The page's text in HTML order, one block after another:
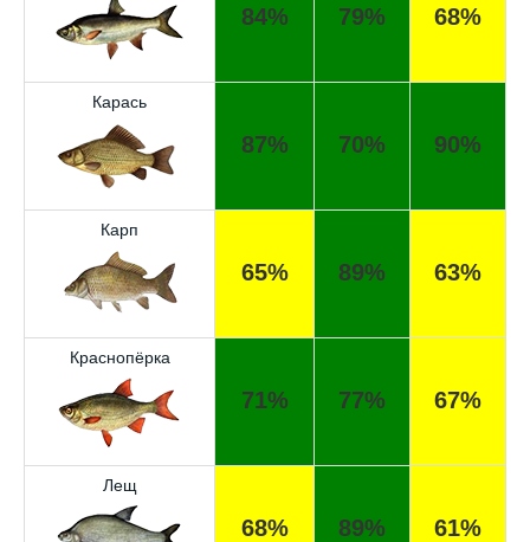
84% 79% 68%
Карась
87% 70% 90%
Карп
65% 89% 63%
Краснопёрка
71% 77% 67%
Лещ
68% 89% 61%